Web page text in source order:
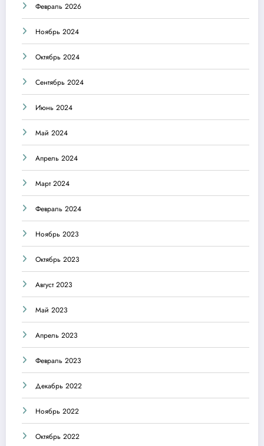
Февраль 2026
Ноябрь 2024
Октябрь 2024
Сентябрь 2024
Июнь 2024
Май 2024
Апрель 2024
Март 2024
Февраль 2024
Ноябрь 2023
Октябрь 2023
Август 2023
Май 2023
Апрель 2023
Февраль 2023
Декабрь 2022
Ноябрь 2022
Октябрь 2022